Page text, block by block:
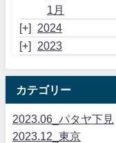
1月
2024
2023
カテゴリー
2023.06_パタヤ下見
2023.12_東京